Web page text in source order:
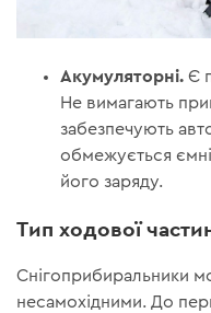
Акумуляторні. Є
Не вимагають
забезпечують
обмежується
його заряду.
Тип ходової
Снігоприбиральники
несамохідними. До